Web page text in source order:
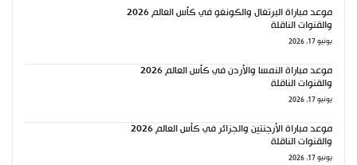
موعد مباراة البرتغال والكونغو في كأس العالم 2026
والقنوات الناقلة
يونيو 17, 2026
موعد مباراة النمسا والأردن في كأس العالم 2026
والقنوات الناقلة
يونيو 17, 2026
موعد مباراة الأرجنتين والجزائر في كأس العالم 2026
والقنوات الناقلة
يونيو 17, 2026